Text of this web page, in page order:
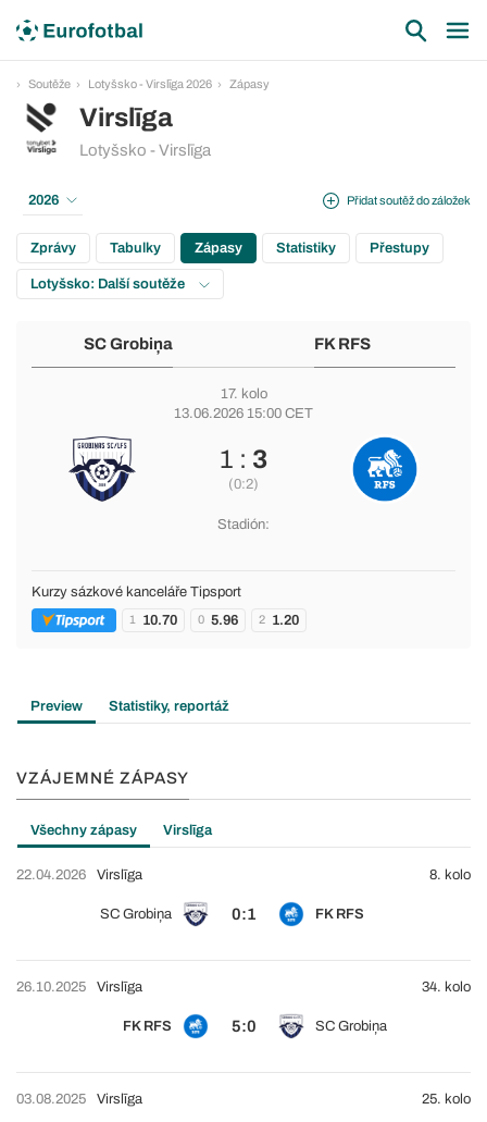
Soutěže Lotyšsko - Virslīga 2026 Zápasy
Virslīga
Lotyšsko - Virslīga
Přidat soutěž do záložek
2026
Zprávy Tabulky Zápasy Statistiky Přestupy
Lotyšsko: Další soutěže
SC Grobiņa FK RFS
17. kolo
13.06.2026 15:00 CET
1 : 3
(0:2)
Stadión:
Kurzy sázkové kanceláře Tipsport
1 10.70 0 5.96 2 1.20
Preview Statistiky, reportáž
VZÁJEMNÉ ZÁPASY
Všechny zápasy Virslīga
22.04.2026
SC Grobiņa 0:1 FK RFS
Virslīga 8. kolo
26.10.2025
FK RFS 5:0 SC Grobiņa
Virslīga 34. kolo
03.08.2025 Virslīga 25. kolo